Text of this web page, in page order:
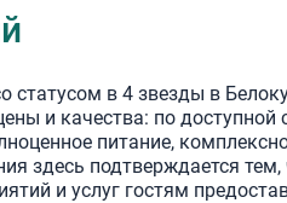
статусом в 4 звезды в
и качества: по
питание,
здесь подтверждается
и услуг гостям